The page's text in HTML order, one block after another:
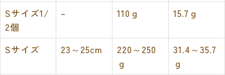
Sサイズ1/
2個
– 110ｇ 15.7ｇ
Sサイズ 23～25cm
220～250
ｇ
31.4～35.7
ｇ